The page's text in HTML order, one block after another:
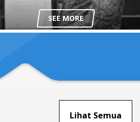
SEE MORE
Lihat Semua